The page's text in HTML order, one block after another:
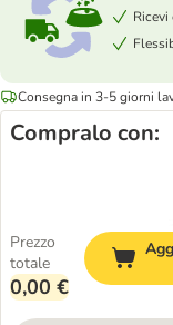
Consegna in 3-5 giorni
Compralo con:
Prezzo
totale
0,00 €